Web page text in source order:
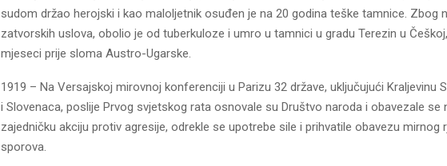
sudom držao herojski i kao maloljetnik osuđen je na 20 godina teške tamnice. Zbog
zatvorskih uslova, obolio je od tuberkuloze i umro u tamnici u gradu Terezin u
mjeseci prije sloma Austro-Ugarske.
1919 – Na Versajskoj mirovnoj konferenciji u Parizu 32 države, uključujući Kraljevinu
i Slovenaca, poslije Prvog svjetskog rata osnovale su Društvo naroda i obavezale se
zajedničku akciju protiv agresije, odrekle se upotrebe sile i prihvatile obavezu mirnog
sporova.